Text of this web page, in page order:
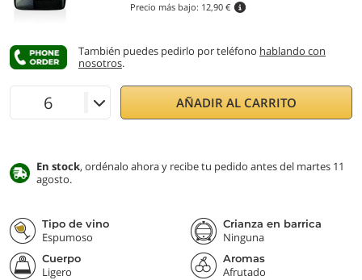
Precio más bajo: 12,90 €
También puedes pedirlo por teléfono hablando con
nosotros.
AÑADIR AL CARRITO
En stock, ordénalo ahora y recibe tu pedido antes del martes 11
agosto.
Tipo de vino
Espumoso
Crianza en barrica
Ninguna
Cuerpo
Ligero
Aromas
Afrutado